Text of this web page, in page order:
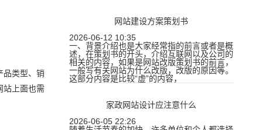
网站建设方案策划书
2026-06-12 10:35
一、背景介绍也是大家经常指的前言或者是概
述，在策划书的开头，介绍互联网以及公司的
相关的内容，如果是网站改版策划书的前言，
一般写有关网站为什么改版，改版的原因等。
这部分内容是比较“虚”的内容，
家政网站设计应注意什么
2026-06-05 22:26
品类型、销
站上面也需